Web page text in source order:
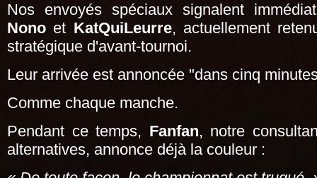
Nos envoyés spéciaux signalent
Nono et KatQuiLeurre, actuellement
stratégique d'avant-tournoi.
Leur arrivée est annoncée "dans cinq
Comme chaque manche.
Pendant ce temps, Fanfan, notre
alternatives, annonce déjà la couleur :